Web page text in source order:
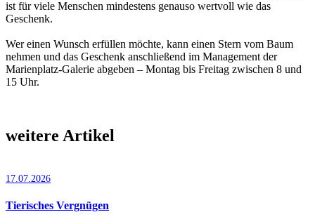
ist für viele Menschen mindestens genauso wertvoll wie das
Geschenk.
Wer einen Wunsch erfüllen möchte, kann einen Stern vom Baum
nehmen und das Geschenk anschließend im Management der
Marienplatz-Galerie abgeben – Montag bis Freitag zwischen 8 und
15 Uhr.
weitere Artikel
17.07.2026
Tierisches Vergnügen